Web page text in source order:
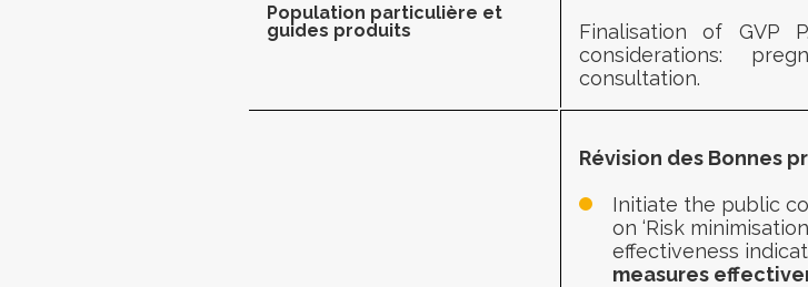
Population particulière et
guides produits
Finalisation of GVP
considerations:
consultation.
Révision des Bonnes
Initiate the public
on ‘Risk
effectiveness
measures